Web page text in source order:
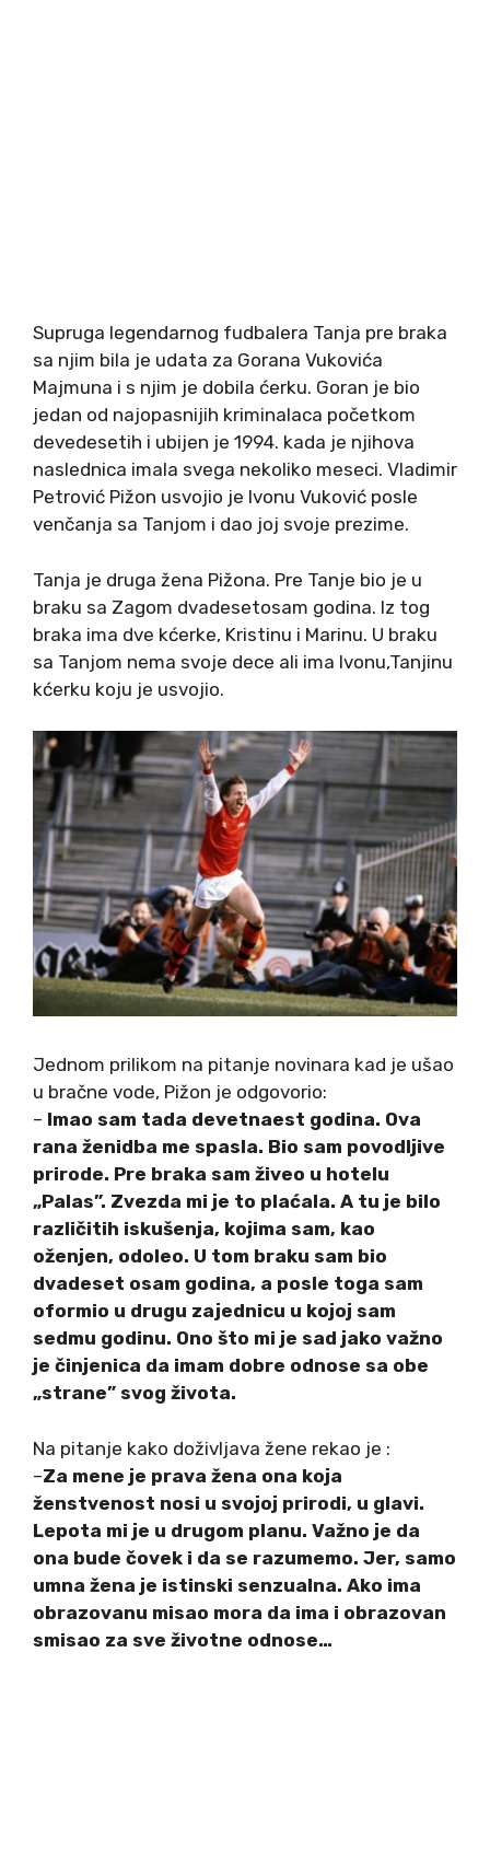
Supruga legendarnog fudbalera Tanja pre braka
sa njim bila je udata za Gorana Vukovića
Majmuna i s njim je dobila ćerku. Goran je bio
jedan od najopasnijih kriminalaca početkom
devedesetih i ubijen je 1994. kada je njihova
naslednica imala svega nekoliko meseci. Vladimir
Petrović Pižon usvojio je Ivonu Vuković posle
venčanja sa Tanjom i dao joj svoje prezime.
Tanja je druga žena Pižona. Pre Tanje bio je u
braku sa Zagom dvadesetosam godina. Iz tog
braka ima dve kćerke, Kristinu i Marinu. U braku
sa Tanjom nema svoje dece ali ima Ivonu,Tanjinu
kćerku koju je usvojio.
Jednom prilikom na pitanje novinara kad je ušao
u bračne vode, Pižon je odgovorio:
– Imao sam tada devetnaest godina. Ova
rana ženidba me spasla. Bio sam povodljive
prirode. Pre braka sam živeo u hotelu
„Palas”. Zvezda mi je to plaćala. A tu je bilo
različitih iskušenja, kojima sam, kao
oženjen, odoleo. U tom braku sam bio
dvadeset osam godina, a posle toga sam
oformio u drugu zajednicu u kojoj sam
sedmu godinu. Ono što mi je sad jako važno
je činjenica da imam dobre odnose sa obe
„strane” svog života.
Na pitanje kako doživljava žene rekao je :
–Za mene je prava žena ona koja
ženstvenost nosi u svojoj prirodi, u glavi.
Lepota mi je u drugom planu. Važno je da
ona bude čovek i da se razumemo. Jer, samo
umna žena je istinski senzualna. Ako ima
obrazovanu misao mora da ima i obrazovan
smisao za sve životne odnose…